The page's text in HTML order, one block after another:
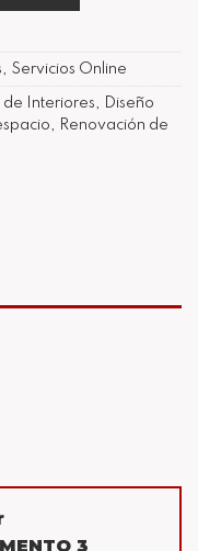
Servicios Online
de Interiores
Diseño
Renovación de
3